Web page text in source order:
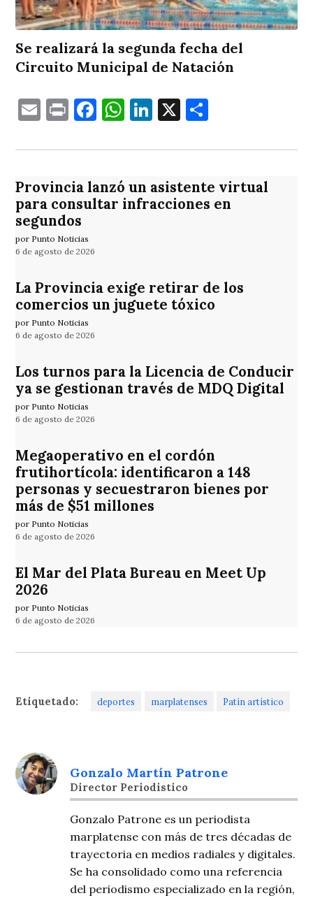
Se realizará la segunda fecha del
Circuito Municipal de Natación
EmailPrintFacebook
WhatsApp
LinkedIn
X
Provincia lanzó un asistente virtual
para consultar infracciones en
segundos
por Punto Noticias
6 de agosto de 2026
La Provincia exige retirar de los
comercios un juguete tóxico
por Punto Noticias
6 de agosto de 2026
Los turnos para la Licencia de Conducir
ya se gestionan través de MDQ Digital
por Punto Noticias
6 de agosto de 2026
Megaoperativo en el cordón
frutihortícola: identificaron a 148
personas y secuestraron bienes por
más de $51 millones
por Punto Noticias
6 de agosto de 2026
El Mar del Plata Bureau en Meet Up
2026
por Punto Noticias
6 de agosto de 2026
Etiquetado: deportes marplatenses Patín artístico
Gonzalo Martín Patrone
Director Periodistico
Gonzalo Patrone es un periodista
marplatense con más de tres décadas de
trayectoria en medios radiales y digitales.
Se ha consolidado como una referencia
del periodismo especializado en la región,